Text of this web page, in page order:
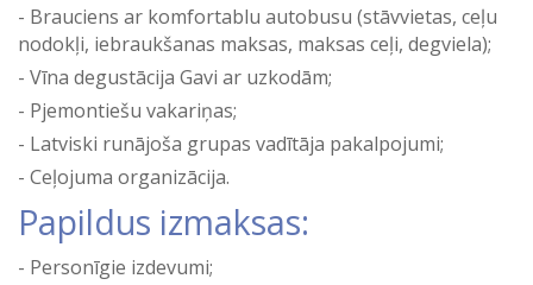
Brauciens ar komfortablu autobusu (stāvvietas, ceļu
nodokļi, iebraukšanas maksas, maksas ceļi, degviela);
Vīna degustācija Gavi ar uzkodām;
Pjemontiešu vakariņas;
Latviski runājoša grupas vadītāja pakalpojumi;
Ceļojuma organizācija.
Papildus izmaksas:
Personīgie izdevumi;